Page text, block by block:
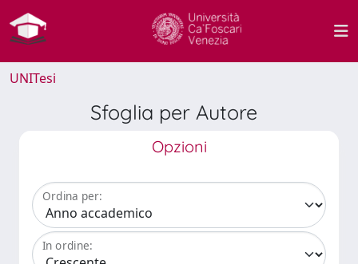
UNITesi
Sfoglia per Autore
Opzioni
Ordina per:
In ordine: